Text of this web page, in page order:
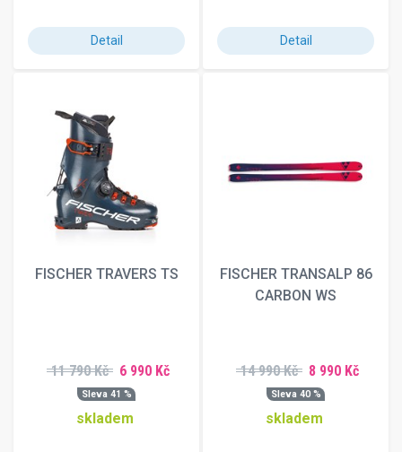
XL-Long
Detail Detail
FISCHER TRAVERS TS
11 790 Kč 6 990 Kč
Sleva 41 %
skladem
FISCHER TRANSALP 86
CARBON WS
14 990 Kč 8 990 Kč
Sleva 40 %
skladem